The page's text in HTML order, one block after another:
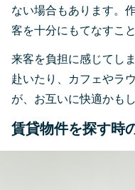
ない場合もあります。
客を十分にもてなすこ
来客を負担に感じてし
赴いたり、カフェやラ
が、お互いに快適かも
賃貸物件を探す時